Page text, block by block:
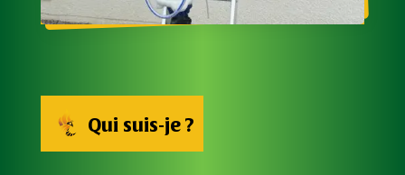
Qui suis-je ?